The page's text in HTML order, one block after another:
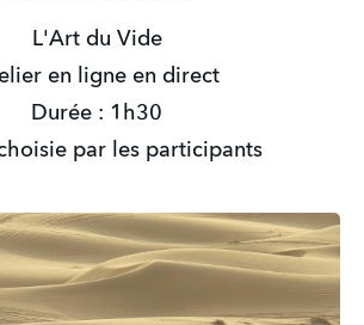
L'Art du Vide
en ligne en direct
Durée : 1h30
par les participants